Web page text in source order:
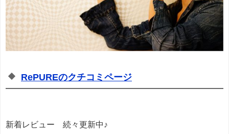
RePUREのクチコミページ
新着レビュー 続々更新中♪